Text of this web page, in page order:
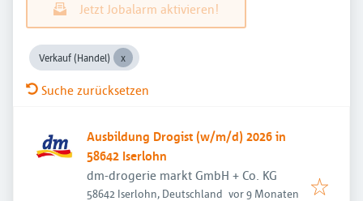
Jetzt Jobalarm aktivieren!
Verkauf (Handel)
Suche zurücksetzen
Ausbildung Drogist (w/m/d) 2026 in
58642 Iserlohn
dm-drogerie markt GmbH + Co. KG
58642 Iserlohn, Deutschland Veröffentlicht:
vor 9 Monaten